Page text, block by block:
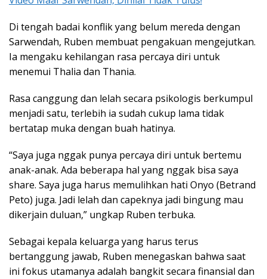
Di tengah badai konflik yang belum mereda dengan
Sarwendah, Ruben membuat pengakuan mengejutkan.
Ia mengaku kehilangan rasa percaya diri untuk
menemui Thalia dan Thania.
Rasa canggung dan lelah secara psikologis berkumpul
menjadi satu, terlebih ia sudah cukup lama tidak
bertatap muka dengan buah hatinya.
“Saya juga nggak punya percaya diri untuk bertemu
anak-anak. Ada beberapa hal yang nggak bisa saya
share. Saya juga harus memulihkan hati Onyo (Betrand
Peto) juga. Jadi lelah dan capeknya jadi bingung mau
dikerjain duluan,” ungkap Ruben terbuka.
Sebagai kepala keluarga yang harus terus
bertanggung jawab, Ruben menegaskan bahwa saat
ini fokus utamanya adalah bangkit secara finansial dan